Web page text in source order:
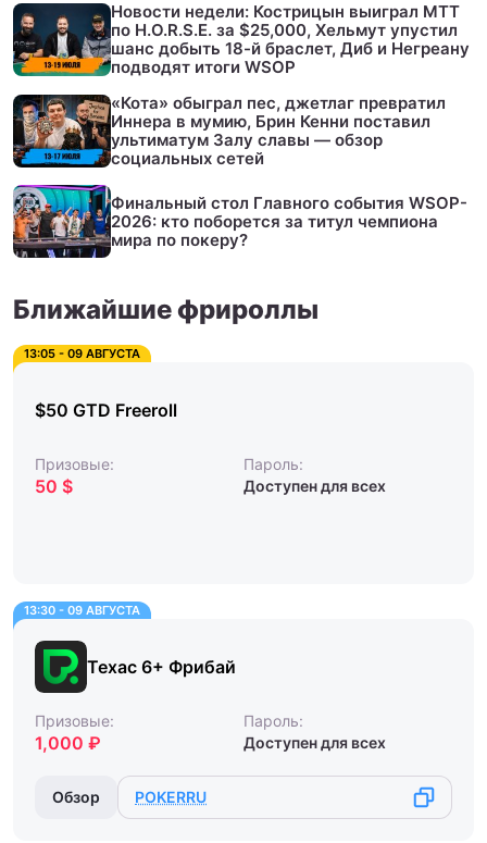
Новости недели: Кострицын выиграл МТТ
по H.O.R.S.E. за $25,000, Хельмут упустил
шанс добыть 18-й браслет, Диб и Негреану
подводят итоги WSOP
«Кота» обыграл пес, джетлаг превратил
Иннера в мумию, Брин Кенни поставил
ультиматум Залу славы — обзор
социальных сетей
Финальный стол Главного события WSOP-
2026: кто поборется за титул чемпиона
мира по покеру?
Ближайшие фрироллы
13:05 - 09 АВГУСТА
$50 GTD Freeroll
Призовые:
50 $
Пароль:
Доступен для всех
13:30 - 09 АВГУСТА
Техас 6+ Фрибай
Призовые:
1,000 ₽
Пароль:
Доступен для всех
Обзор POKERRU